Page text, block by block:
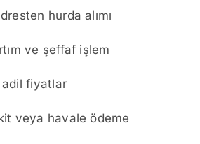
hurda alımı
ve şeffaf işlem
fiyatlar
veya havale ödeme